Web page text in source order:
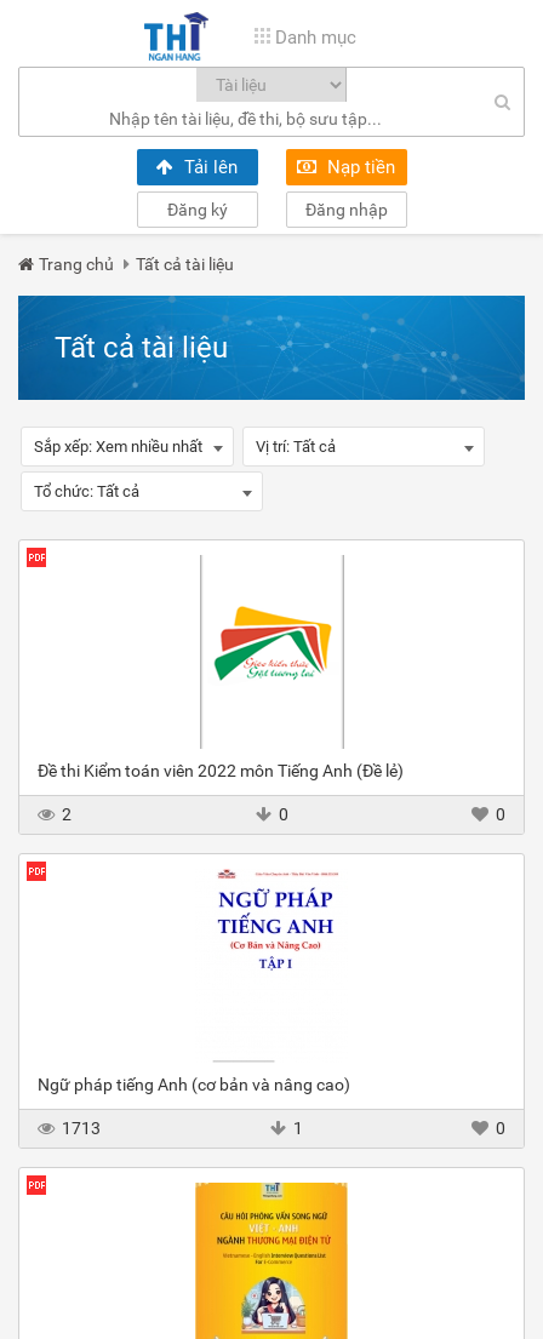
Danh mục
Tải lên Nạp tiền
Đăng ký Đăng nhập
Trang chủ Tất cả tài liệu
Tất cả tài liệu
Sắp xếp: Xem nhiều nhất Vị trí: Tất cả
Tổ chức: Tất cả
Đề thi Kiểm toán viên 2022 môn Tiếng Anh (Đề lẻ)
2 0 0
Ngữ pháp tiếng Anh (cơ bản và nâng cao)
1713 1 0